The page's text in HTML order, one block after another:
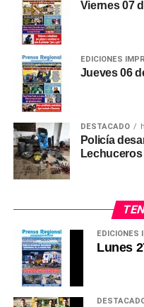
beneficio.
Bono no será
La ley establece que la
S/ 487 no tendrá
pensionable.
Tampoco estará sujeta
como base de cálculo
tiempo de servicios
Además, los docentes
este beneficio en una
(Ronald Montoro Yopla)
Viernes 07
EDICIONES
Jueves 06
DESTACADO
Policía
Lechuceros
EDICIONES
Lunes